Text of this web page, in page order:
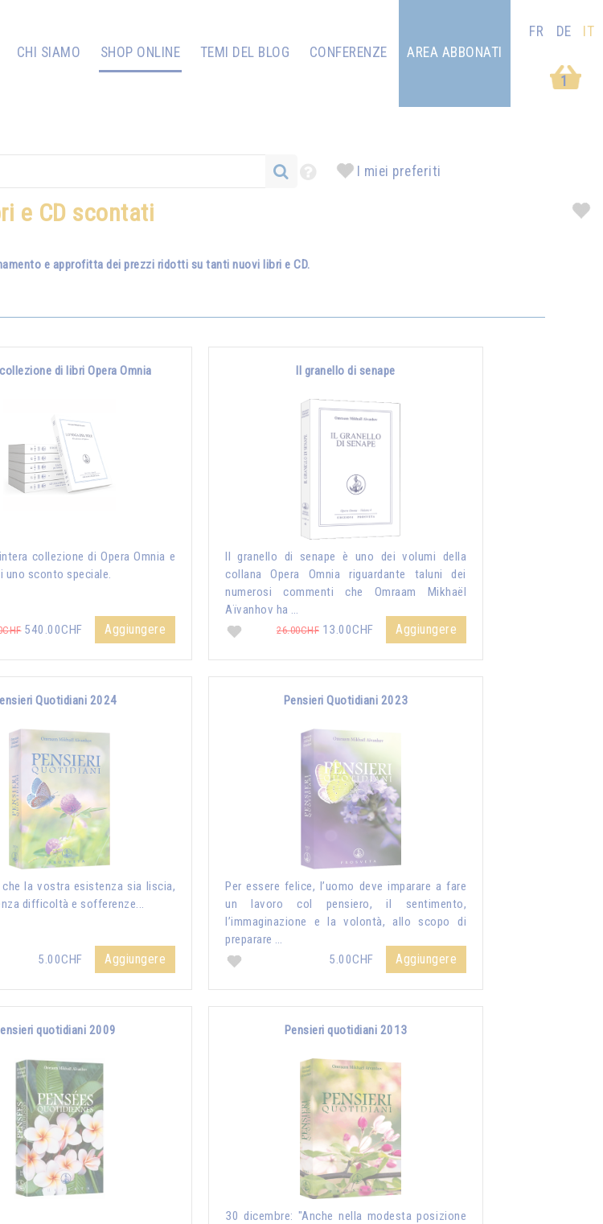
CHI SIAMO SHOP ONLINE TEMI DEL BLOG
CONFERENZE
1
AREA ABBONATI
FR DE IT
I miei preferiti
e CD scontati
e approfitta dei prezzi ridotti su tanti nuovi libri e CD.
di libri Opera Omnia
collezione di Opera Omnia e
uno sconto speciale.
540.00CHF Aggiungere
Il granello di senape
Il granello di senape è uno dei volumi della
collana Opera Omnia riguardante taluni dei
numerosi commenti che Omraam Mikhaël
Aïvanhov ha …
26.00CHF 13.00CHF Aggiungere
Quotidiani 2024
la vostra esistenza sia liscia,
difficoltà e sofferenze...
5.00CHF Aggiungere
Pensieri Quotidiani 2023
Per essere felice, l’uomo deve imparare a fare
un lavoro col pensiero, il sentimento,
l’immaginazione e la volontà, allo scopo di
preparare …
5.00CHF
Aggiungere
quotidiani 2009 Pensieri quotidiani 2013
30 dicembre: "Anche nella modesta posizione